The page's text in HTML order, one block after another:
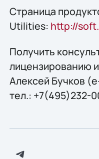
Страница
Utilities: http://
Получить
лицензированию
Алексей Бучков
тел.: +7(495)232-